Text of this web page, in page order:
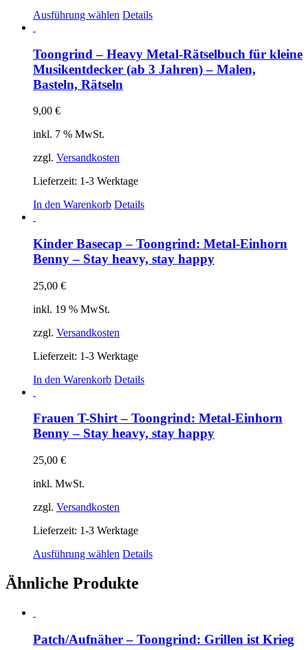
Ausführung wählen Dieses
mehrere
Varianten
auf.
Die
werden
Details
Toongrind – Heavy Metal-Rätselbuch für kleine
Musikentdecker (ab 3 Jahren) – Malen,
Basteln, Rätseln
9,00 €
inkl. 7 % MwSt.
zzgl. Versandkosten
Lieferzeit: 1-3 Werktage
In den Warenkorb Details
Kinder Basecap – Toongrind: Metal-Einhorn
Benny – Stay heavy, stay happy
25,00 €
inkl. 19 % MwSt.
zzgl. Versandkosten
Lieferzeit: 1-3 Werktage
In den Warenkorb Details
Frauen T-Shirt – Toongrind: Metal-Einhorn
Benny – Stay heavy, stay happy
25,00 €
inkl. MwSt.
zzgl. Versandkosten
Lieferzeit: 1-3 Werktage
Ausführung wählen Dieses
weist
mehrere
Optionen
Details
Ähnliche Produkte
Patch/Aufnäher – Toongrind: Grillen ist Krieg